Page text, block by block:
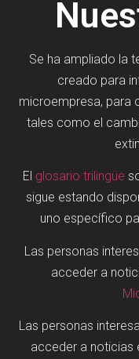
Se ha ampliado la
creado para
microempresa, para
tales como el
El glosario trilingüe
sigue estando
uno específico
Las personas
acceder a
Las personas
acceder a noticias